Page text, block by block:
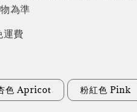
為準
費
色 Apricot 粉紅色 Pink